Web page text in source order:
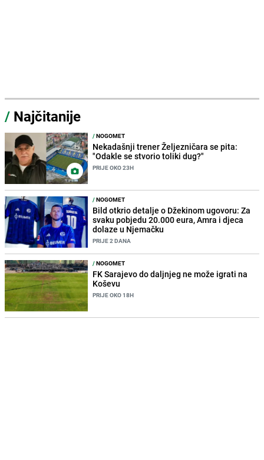
/ Najčitanije
/NOGOMET
Nekadašnji trener Željezničara se pita:
"Odakle se stvorio toliki dug?"
PRIJE OKO 23H
/NOGOMET
Bild otkrio detalje o Džekinom ugovoru: Za
svaku pobjedu 20.000 eura, Amra i djeca
dolaze u Njemačku
PRIJE 2 DANA
/NOGOMET
FK Sarajevo do daljnjeg ne može igrati na
Koševu
PRIJE OKO 18H